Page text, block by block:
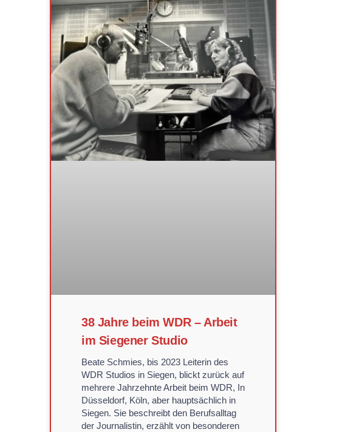
38 Jahre beim WDR – Arbeit
im Siegener Studio
Beate Schmies, bis 2023 Leiterin des
WDR Studios in Siegen, blickt zurück auf
mehrere Jahrzehnte Arbeit beim WDR, In
Düsseldorf, Köln, aber hauptsächlich in
Siegen. Sie beschreibt den Berufsalltag
der Journalistin, erzählt von besonderen